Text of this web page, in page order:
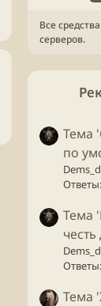
Все
серверов.
Тема
по
Тема
Тема